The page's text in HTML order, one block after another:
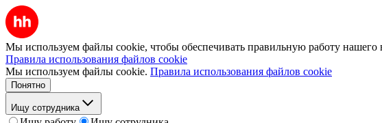
Мы используем файлы cookie, чтобы обеспечивать правильную работу нашего
Правила использования файлов cookie
Мы используем файлы cookie. Правила использования файлов cookie
Понятно
Ищу сотрудника